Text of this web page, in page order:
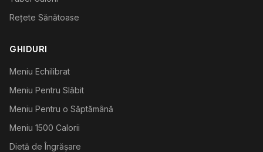
Rețete Sănătoase
GHIDURI
Meniu Echilibrat
Meniu Pentru Slăbit
Meniu Pentru o Săptămână
Meniu 1500 Calorii
Dietă de Îngrășare